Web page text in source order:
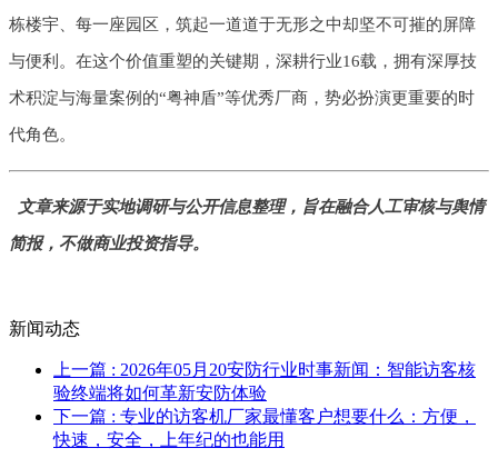
栋楼宇、每一座园区，筑起一道道于无形之中却坚不可摧的屏障
与便利。在这个价值重塑的关键期，深耕行业16载，拥有深厚技
术积淀与海量案例的“粤神盾”等优秀厂商，势必扮演更重要的时
代角色。
文章来源于实地调研与公开信息整理，旨在融合人工审核与舆情
简报，不做商业投资指导。
新闻动态
上一篇 : 2026年05月20安防行业时事新闻：智能访客核
验终端将如何革新安防体验
下一篇 : 专业的访客机厂家最懂客户想要什么：方便，
快速，安全，上年纪的也能用